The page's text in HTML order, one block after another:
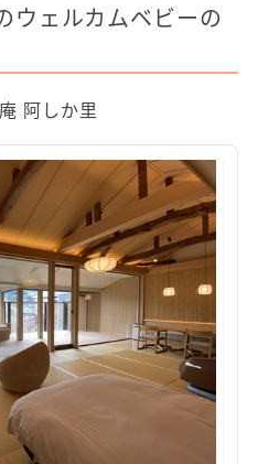
ウェルカムベビーの
阿しか里